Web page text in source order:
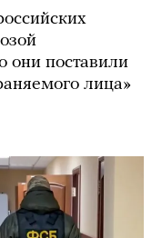
они поставили
лица»